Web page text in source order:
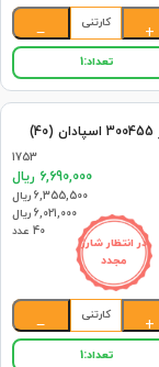
+
کارتنی
−
تعداد:1
در انتظار شارژ
مجدد
1753
6,690,000 ریال
6,355,500 ریال
6,021,000 ریال
40 عدد
+
کارتنی
−
تعداد:1